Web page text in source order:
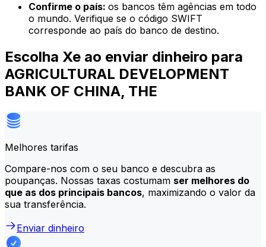
Confirme o país: os bancos têm agências em todo
o mundo. Verifique se o código SWIFT
corresponde ao país do banco de destino.
Escolha Xe ao enviar dinheiro para
AGRICULTURAL DEVELOPMENT
BANK OF CHINA, THE
Melhores tarifas
Compare-nos com o seu banco e descubra as
poupanças. Nossas taxas costumam ser melhores do
que as dos principais bancos, maximizando o valor da
sua transferência.
Enviar dinheiro